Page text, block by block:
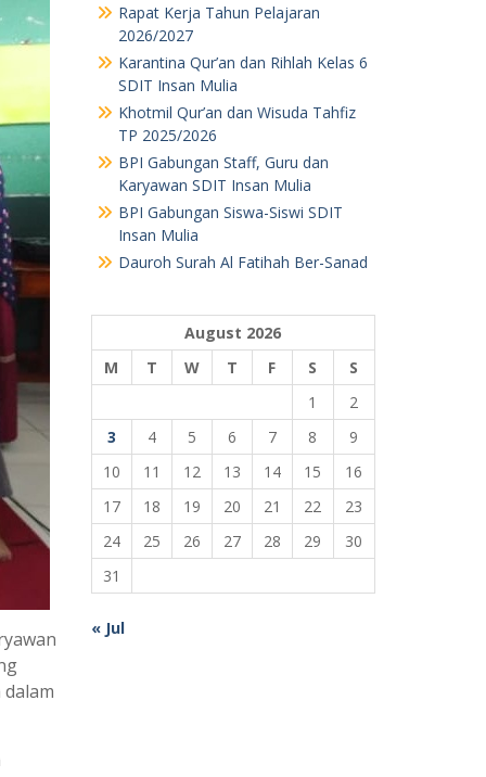
Rapat Kerja Tahun Pelajaran
2026/2027
Karantina Qur’an dan Rihlah Kelas 6
SDIT Insan Mulia
Khotmil Qur’an dan Wisuda Tahfiz
TP 2025/2026
BPI Gabungan Staff, Guru dan
Karyawan SDIT Insan Mulia
BPI Gabungan Siswa-Siswi SDIT
Insan Mulia
Dauroh Surah Al Fatihah Ber-Sanad
August 2026
M
T W T F S
S
1
2
3
4 5 6 7 8
9
10
11 12 13 14 15
16
17
18 19 20 21 22
23
24
25 26 27 28 29
30
31
« Jul